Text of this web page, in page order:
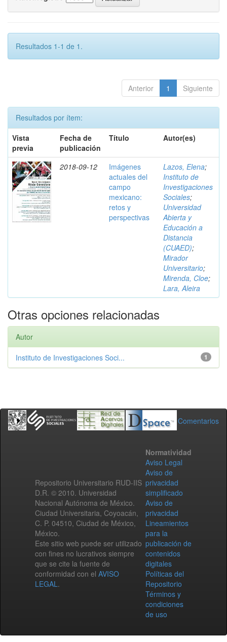
Resultados 1-1 de 1.
Anterior 1 Siguiente
Resultados por ítem:
Vista
previa
Fecha de
publicación
Título Autor(es)
2018-09-12
Imágenes
actuales del
campo
mexicano:
retos y
perspectivas
Lazos, Elena;
Instituto de
Investigaciones
Sociales;
Universidad
Abierta y
Educación a
Distancia
(CUAED);
Mirador
Universitario;
Mirenda, Cloe;
Lara, Aleira
Otras opciones relacionadas
Autor
1
Instituto de Investigaciones Soci...
Comentarios
Repositorio Universitario RUD-IIS
D.R. © 2010. Universidad
Nacional Autónoma de México.
Ciudad Universitaria, Coyoacán,
C. P. 04510, Ciudad de México,
México.
Este sitio web puede ser utilizado
con fines no lucrativos siempre
que se cite la fuente de
conformidad con el AVISO
LEGAL.
Normatividad
Aviso Legal
Aviso de
privacidad
simplificado
Aviso de
privacidad
Lineamientos
para la
publicación de
contenidos
digitales
Políticas del
Repositorio
Términos y
condiciones
de uso